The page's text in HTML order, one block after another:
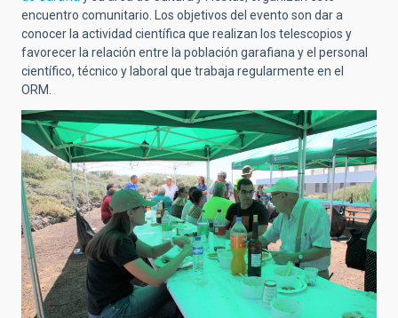
encuentro comunitario. Los objetivos del evento son dar a
conocer la actividad científica que realizan los telescopios y
favorecer la relación entre la población garafiana y el personal
científico, técnico y laboral que trabaja regularmente en el
ORM.